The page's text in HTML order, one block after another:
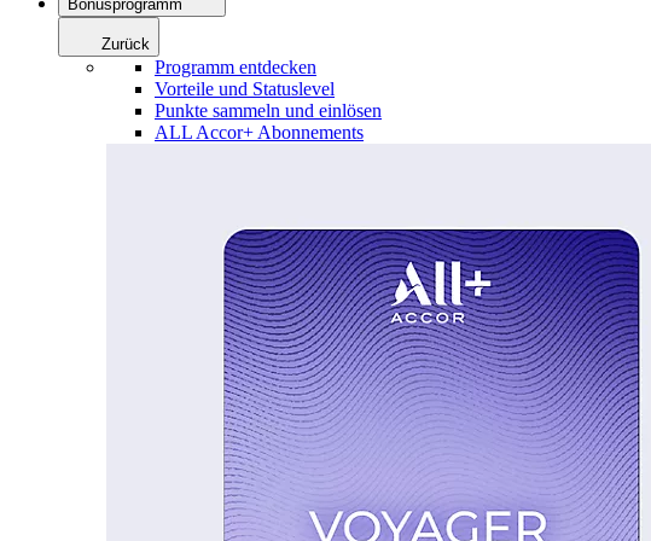
Bonusprogramm
Zurück
Programm entdecken
Vorteile und Statuslevel
Punkte sammeln und einlösen
ALL Accor+ Abonnements